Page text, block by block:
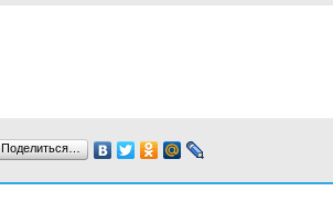
Поделиться…